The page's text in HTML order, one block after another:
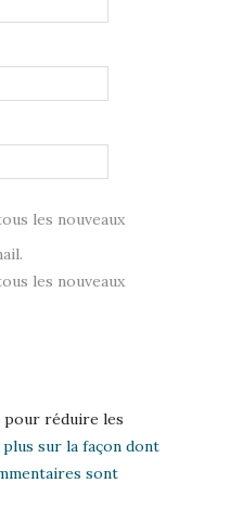
les nouveaux
les nouveaux
pour réduire les
sur la façon dont
sont